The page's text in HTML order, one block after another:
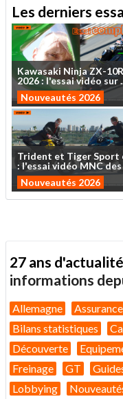
Les derniers
Kawasaki NinjaZX-10R
2026: l'essaividéo sur
Nouveautés 2026
Trident et TigerSport
: l'essaividéo MNCdes
Nouveautés 2026
27 ans
informations
Allemagne
Bilans statistiques
Découverte
Freinage
GT
Lobbying